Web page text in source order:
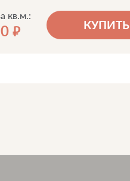
кв.м.:
руб. КУПИТЬ